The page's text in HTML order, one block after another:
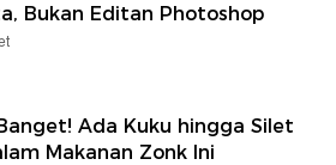
Bukan Editan Photoshop
Ada Kuku hingga Silet
Makanan Zonk Ini